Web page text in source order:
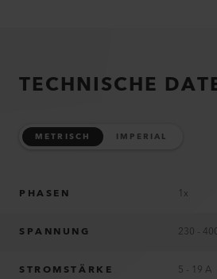
TECHNISCHE
METRISCH IMPERIAL
PHASEN 1x
SPANNUNG 230 -
STROMSTÄRKE 5 - 19 A